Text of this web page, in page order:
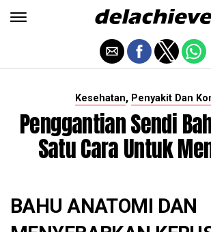
Kesehatan, Penyakit Dan
Penggantian Sendi
Satu Cara Untuk
BAHU ANATOMI DAN